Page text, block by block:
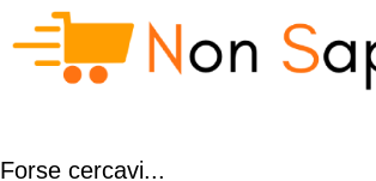
Forse cercavi...